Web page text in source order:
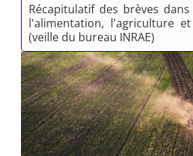
Récapitulatif des brèves
l'alimentation, l'agriculture
(veille du bureau INRAE)